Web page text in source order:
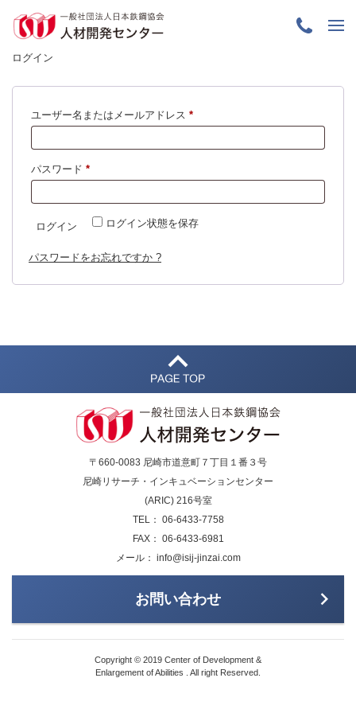
ログイン
ユーザー名またはメールアドレス *必
パスワード *必
ログイン状態を保存
ログイン
パスワードをお忘れですか ?
〒660-0083 尼崎市道意町７丁目１番３号
尼崎リサーチ・インキュベーションセンター
(ARIC) 216号室
TEL： 06-6433-7758
FAX： 06-6433-6981
メール： info@isij-jinzai.com
お問い合わせ
Copyright © 2019 Center of Development &
Enlargement of Abilities . All right Reserved.